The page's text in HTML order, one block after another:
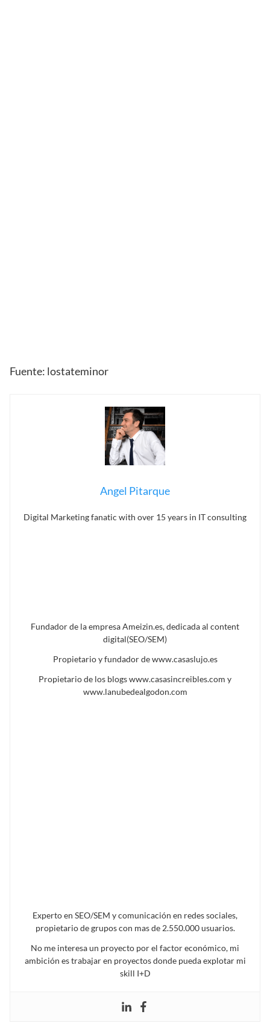
Fuente: lostateminor
Angel Pitarque
Digital Marketing fanatic with over 15 years in IT consulting
Fundador de la empresa Ameizin.es, dedicada al content
digital(SEO/SEM)
Propietario y fundador de www.casaslujo.es
Propietario de los blogs www.casasincreibles.com y
www.lanubedealgodon.com
Experto en SEO/SEM y comunicación en redes sociales,
propietario de grupos con mas de 2.550.000 usuarios.
No me interesa un proyecto por el factor económico, mi
ambición es trabajar en proyectos donde pueda explotar mi
skill I+D